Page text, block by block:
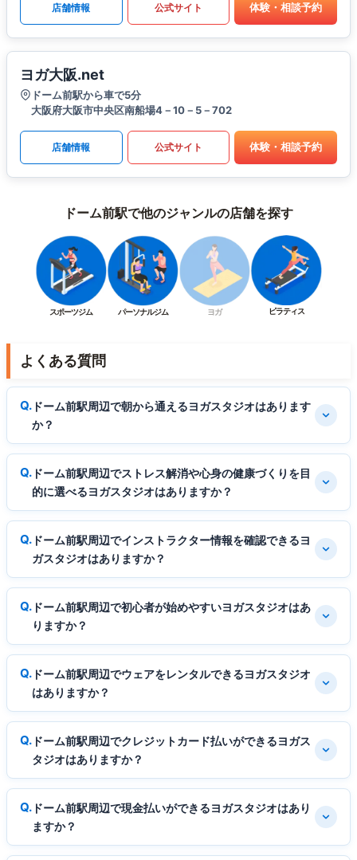
店舗情報 公式サイト 体験・相談予約
ヨガ大阪.net
ドーム前駅から車で5分
大阪府大阪市中央区南船場4－10－5－702
店舗情報 公式サイト 体験・相談予約
ドーム前駅で他のジャンルの店舗を探す
スポーツジム パーソナルジム ヨガ ピラティス
よくある質問
ドーム前駅周辺で朝から通えるヨガスタジオはあります
か？
ドーム前駅周辺でストレス解消や心身の健康づくりを目
的に選べるヨガスタジオはありますか？
ドーム前駅周辺でインストラクター情報を確認できるヨ
ガスタジオはありますか？
ドーム前駅周辺で初心者が始めやすいヨガスタジオはあ
りますか？
ドーム前駅周辺でウェアをレンタルできるヨガスタジオ
はありますか？
ドーム前駅周辺でクレジットカード払いができるヨガス
タジオはありますか？
ドーム前駅周辺で現金払いができるヨガスタジオはあり
ますか？